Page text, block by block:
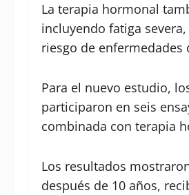
La terapia hormonal
incluyendo fatiga
riesgo de enfermedades
Para el nuevo estudio,
participaron en seis
combinada con terapia
Los resultados
después de 10 años,